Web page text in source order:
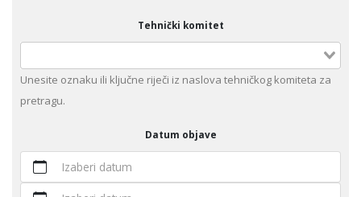
Tehnički komitet
Unesite оznaku ili ključne riječi iz naslova tehničkog komiteta za
pretragu.
Datum objave
Izaberi datum